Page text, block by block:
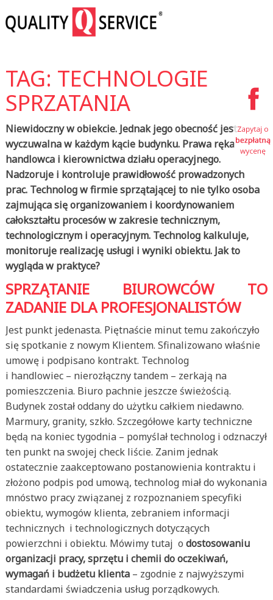
TAG: TECHNOLOGIE
SPRZATANIA
Niewidoczny w obiekcie. Jednak jego obecność jest
wyczuwalna w każdym kącie budynku. Prawa ręka
handlowca i kierownictwa działu operacyjnego.
Nadzoruje i kontroluje prawidłowość prowadzonych
prac. Technolog w firmie sprzątającej to nie tylko osoba
zajmująca się organizowaniem i koordynowaniem
całokształtu procesów w zakresie technicznym,
technologicznym i operacyjnym. Technolog kalkuluje,
monitoruje realizację usługi i wyniki obiektu. Jak to
wygląda w praktyce?
SPRZĄTANIE BIUROWCÓW TO
ZADANIE DLA PROFESJONALISTÓW
Jest punkt jedenasta. Piętnaście minut temu zakończyło
się spotkanie z nowym Klientem. Sfinalizowano właśnie
umowę i podpisano kontrakt. Technolog
i handlowiec – nierozłączny tandem – zerkają na
pomieszczenia. Biuro pachnie jeszcze świeżością.
Budynek został oddany do użytku całkiem niedawno.
Marmury, granity, szkło. Szczegółowe karty techniczne
będą na koniec tygodnia – pomyślał technolog i odznaczył
ten punkt na swojej check liście. Zanim jednak
ostatecznie zaakceptowano postanowienia kontraktu i
złożono podpis pod umową, technolog miał do wykonania
mnóstwo pracy związanej z rozpoznaniem specyfiki
obiektu, wymogów klienta, zebraniem informacji
technicznych i technologicznych dotyczących
powierzchni i obiektu. Mówimy tutaj o dostosowaniu
organizacji pracy, sprzętu i chemii do oczekiwań,
wymagań i budżetu klienta– zgodnie z najwyższymi
standardami świadczenia usług porządkowych.